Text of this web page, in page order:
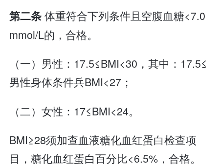
第二条体重符合下列条件且空腹血糖<7.0
mmol/L的，合格。
（一）男性：17.5≤BMI<30，其中：17.5≤
男性身体条件兵BMI<27；
（二）女性：17≤BMI<24。
BMI≥28须加查血液糖化血红蛋白检查项
目，糖化血红蛋白百分比<6.5%，合格。